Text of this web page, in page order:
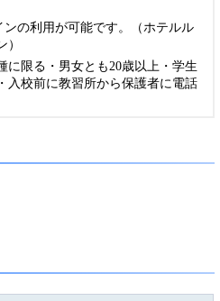
の利用が可能です。（ホテルル
に限る・男女とも20歳以上・学生
入校前に教習所から保護者に電話